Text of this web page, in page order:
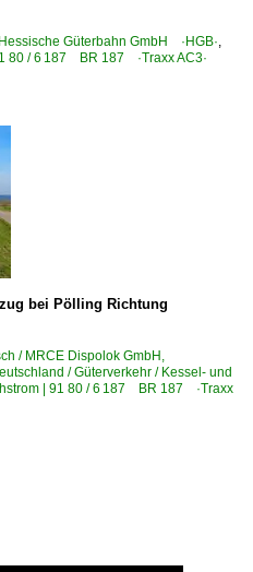
– Pasewalk – Stralsund
– Waren – Rostock
Bf ⨯ Spandau –
Peitz – Guben
– Eilenburg (–Cottbus/Guben)
– Leipzig
– Zerbst – Roßlau – Dessau
– Wuhlheide – Biesdorfer
Golm – Priort ⨯ Wustermark
– Diedersdorf – Schönefeld
Güterbahn GmbH ·HGB·,
80 / 6 187 BR 187 ·Traxx AC3·
bei Pölling Richtung
/ MRCE Dispolok GmbH,
/ Güterverkehr / Kessel- und
| 91 80 / 6 187 BR 187 ·Traxx